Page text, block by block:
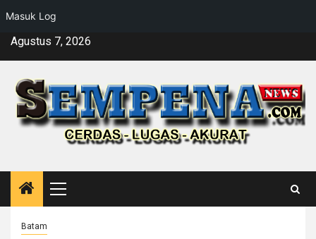
Masuk Log
SkipAgustus 7, 2026
Primary
Menu
Batam